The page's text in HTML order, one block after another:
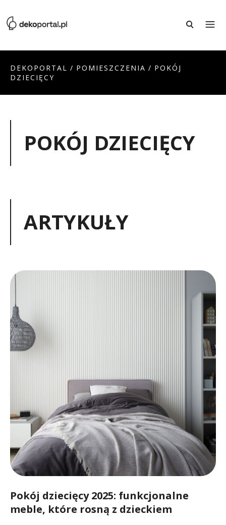
DEKOPORTAL / POMIESZCZENIA / POKÓJ
DZIECIĘCY
POKÓJ DZIECIĘCY
ARTYKUŁY
Pokój dziecięcy 2025: funkcjonalne
meble, które rosną z dzieckiem